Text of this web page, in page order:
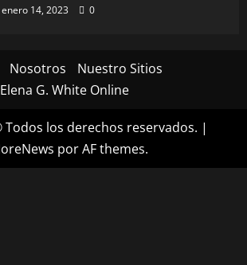
enero 14, 2023 0
Nosotros
Nuestro Sitios
Elena G. White Online
los derechos reservados. |
por AF themes.